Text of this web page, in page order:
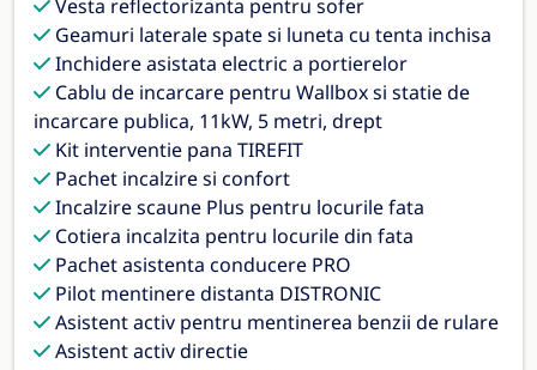
Vesta reflectorizanta pentru sofer
Geamuri laterale spate si luneta cu tenta inchisa
Inchidere asistata electric a portierelor
Cablu de incarcare pentru Wallbox si statie de
incarcare publica, 11kW, 5 metri, drept
Kit interventie pana TIREFIT
Pachet incalzire si confort
Incalzire scaune Plus pentru locurile fata
Cotiera incalzita pentru locurile din fata
Pachet asistenta conducere PRO
Pilot mentinere distanta DISTRONIC
Asistent activ pentru mentinerea benzii de rulare
Asistent activ directie